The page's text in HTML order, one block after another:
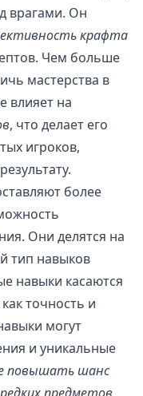
врагами. Он
крафта
Чем больше
мастерства в
влияет на
, что делает его
игроков,
более
Они делятся на
тип навыков
навыки касаются
точность и
могут
и уникальные
повышать шанс